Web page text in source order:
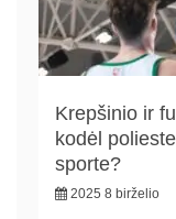
Krepšinio ir
kodėl
sporte?
2025 8 birželio